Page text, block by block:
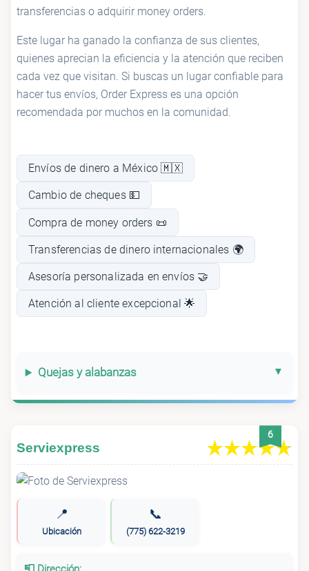
transferencias o adquirir money orders.
Este lugar ha ganado la confianza de sus clientes,
quienes aprecian la eficiencia y la atención que reciben
cada vez que visitan. Si buscas un lugar confiable para
hacer tus envíos, Order Express es una opción
recomendada por muchos en la comunidad.
Envíos de dinero a México 🇲🇽
Cambio de cheques 💵
Compra de money orders 📜
Transferencias de dinero internacionales 🌍
Asesoría personalizada en envíos 🤝
Atención al cliente excepcional 🌟
Quejas y alabanzas
6
Serviexpress
📍
Ubicación
📞
(775) 622-3219